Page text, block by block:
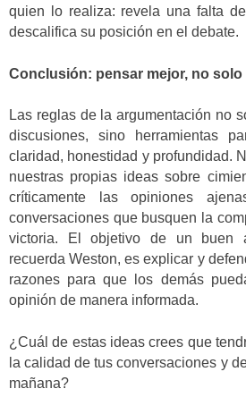
quien lo realiza: revela una falta
descalifica su posición en el debate.
Conclusión: pensar mejor, no solo
Las reglas de la argumentación no
discusiones, sino herramientas
claridad, honestidad y profundidad.
nuestras propias ideas sobre
críticamente las opiniones
conversaciones que busquen la
victoria. El objetivo de un buen
recuerda Weston, es explicar y
razones para que los demás
opinión de manera informada.
¿Cuál de estas ideas crees que
la calidad de tus conversaciones y
mañana?